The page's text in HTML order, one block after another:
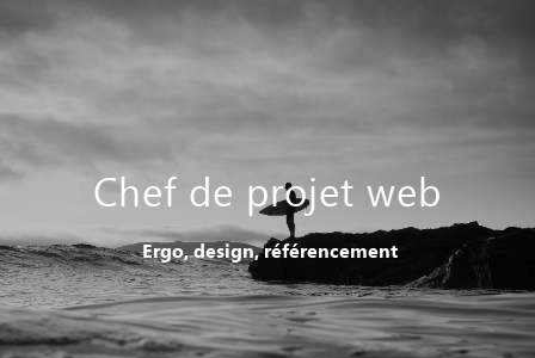
Chef de projet web
Ergo, design, référencement